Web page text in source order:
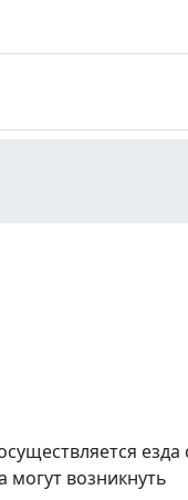
езда
возникнуть